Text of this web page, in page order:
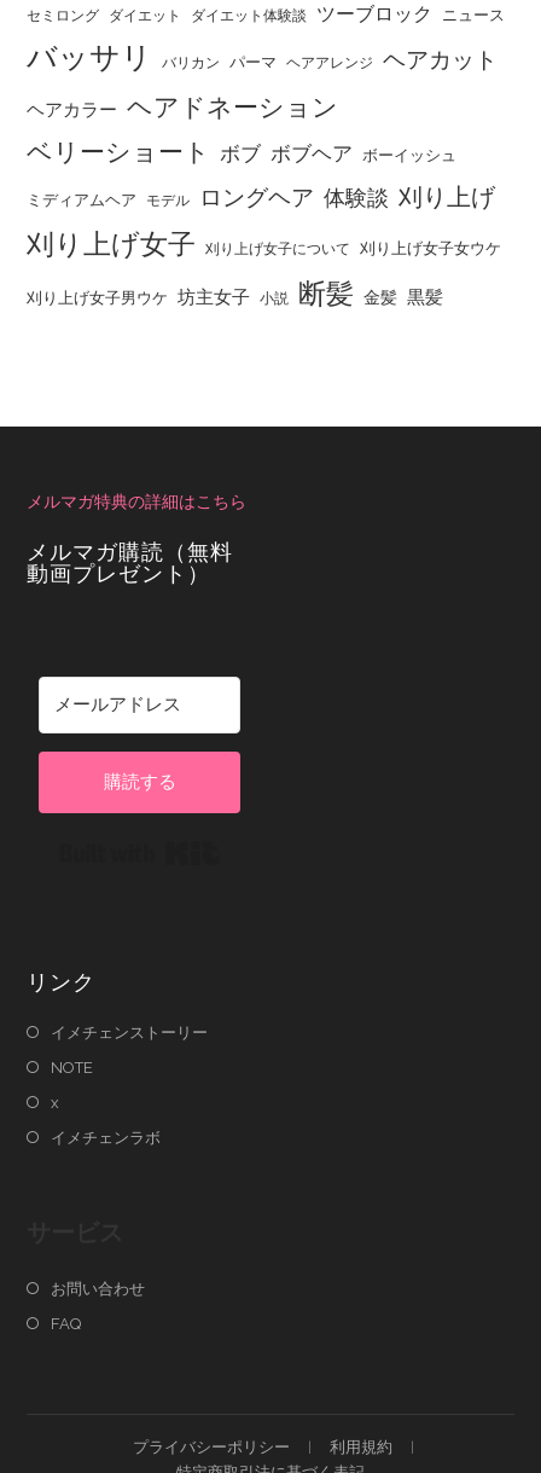
セミロング ダイエット ダイエット体験談 ツーブロック ニュース
バッサリ バリカン パーマ ヘアアレンジ ヘアカット
ヘアカラー ヘアドネーション
ベリーショート
ボブ ボブヘア ボーイッシュ
ミディアムヘア モデル ロングヘア 体験談 刈り上げ
刈り上げ女子 刈り上げ女子について 刈り上げ女子女ウケ
刈り上げ女子男ウケ 坊主女子 小説 断髪 金髪 黒髪
メルマガ特典の詳細はこちら
メルマガ購読（無料
動画プレゼント）
購読する
リンク
イメチェンストーリー
NOTE
x
イメチェンラボ
お問い合わせ
FAQ
プライバシーポリシー
利用規約